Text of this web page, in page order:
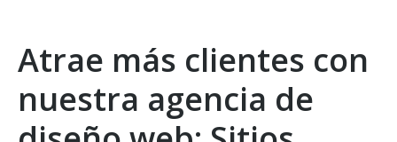
Atrae más clientes con
nuestra agencia de